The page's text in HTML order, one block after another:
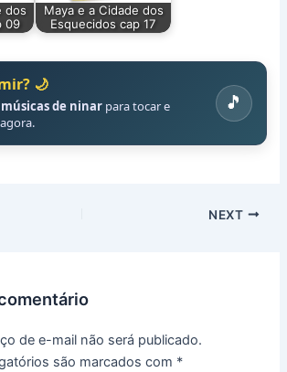
dos
09
Maya e a Cidade dos
Esquecidos cap 17
🌙
músicas de ninar para tocar e
🎵
NEXT
de e-mail não será publicado.
são marcados com *